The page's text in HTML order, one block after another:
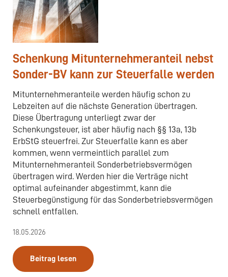
Schenkung Mitunternehmeranteil nebst
Sonder-BV kann zur Steuerfalle werden
Mitunternehmeranteile werden häufig schon zu
Lebzeiten auf die nächste Generation übertragen.
Diese Übertragung unterliegt zwar der
Schenkungsteuer, ist aber häufig nach §§ 13a, 13b
ErbStG steuerfrei. Zur Steuerfalle kann es aber
kommen, wenn vermeintlich parallel zum
Mitunternehmeranteil Sonderbetriebsvermögen
übertragen wird. Werden hier die Verträge nicht
optimal aufeinander abgestimmt, kann die
Steuerbegünstigung für das Sonderbetriebsvermögen
schnell entfallen.
18.05.2026
Beitrag lesen